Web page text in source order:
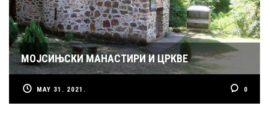
МОЈСИЊСКИ МАНАСТИРИ И ЦРКВЕ
MAY 31. 2021. 0